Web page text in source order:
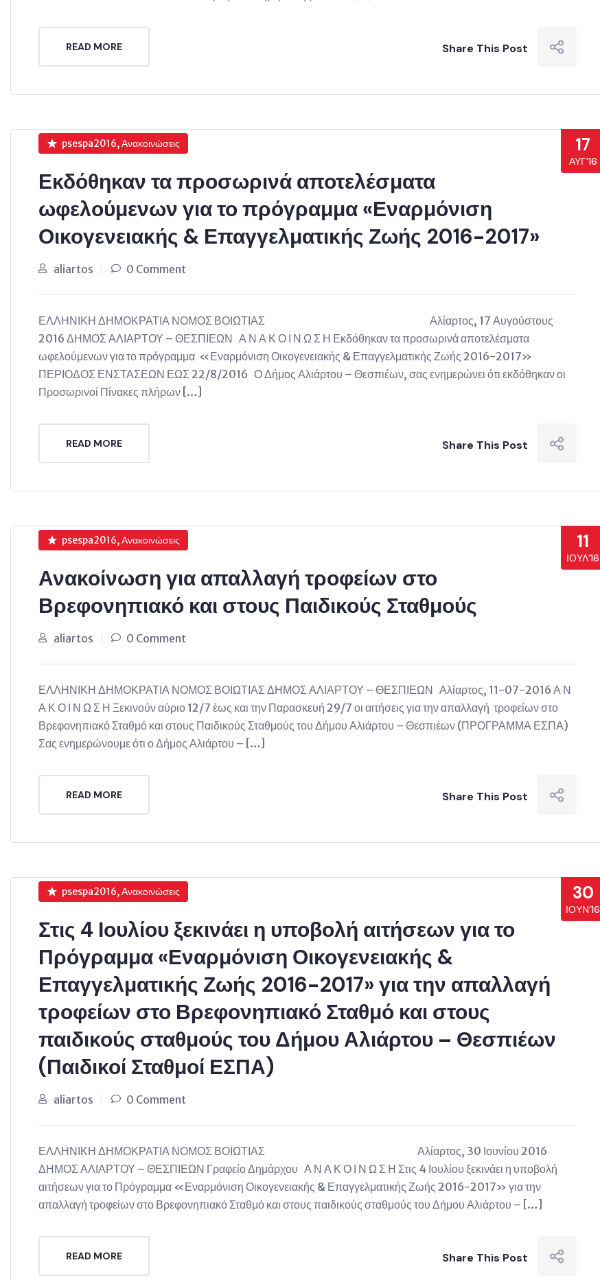
READ MORE Share This Post
17
ΑΥΓ’16
psespa2016, Ανακοινώσεις
Εκδόθηκαν τα προσωρινά αποτελέσματα
ωφελούμενων για το πρόγραμμα «Εναρμόνιση
Οικογενειακής & Επαγγελματικής Ζωής 2016-2017»
aliartos 0 Comment
ΕΛΛΗΝΙΚΗ ΔΗΜΟΚΡΑΤΙΑ ΝΟΜΟΣ ΒΟΙΩΤΙΑΣ Αλίαρτος, 17 Αυγούστους
2016 ΔΗΜΟΣ ΑΛΙΑΡΤΟΥ – ΘΕΣΠΙΕΩΝ Α Ν Α Κ Ο Ι Ν Ω Σ Η Εκδόθηκαν τα προσωρινά αποτελέσματα
ωφελούμενων για το πρόγραμμα «Εναρμόνιση Οικογενειακής & Επαγγελματικής Ζωής 2016-2017»
ΠΕΡΙΟΔΟΣ ΕΝΣΤΑΣΕΩΝ ΕΩΣ 22/8/2016 Ο Δήμος Αλιάρτου – Θεσπιέων, σας ενημερώνει ότι εκδόθηκαν οι
Προσωρινοί Πίνακες πλήρων […]
READ MORE Share This Post
11
ΙΟΎΛ’16
psespa2016, Ανακοινώσεις
Ανακοίνωση για απαλλαγή τροφείων στο
Βρεφονηπιακό και στους Παιδικούς Σταθμούς
aliartos 0 Comment
ΕΛΛΗΝΙΚΗ ΔΗΜΟΚΡΑΤΙΑ ΝΟΜΟΣ ΒΟΙΩΤΙΑΣ ΔΗΜΟΣ ΑΛΙΑΡΤΟΥ – ΘΕΣΠΙΕΩΝ Αλίαρτος, 11-07-2016 Α Ν
Α Κ Ο Ι Ν Ω Σ Η Ξεκινούν αύριο 12/7 έως και την Παρασκευή 29/7 οι αιτήσεις για την απαλλαγή τροφείων στο
Βρεφονηπιακό Σταθμό και στους Παιδικούς Σταθμούς του Δήμου Αλιάρτου – Θεσπιέων (ΠΡΟΓΡΑΜΜΑ ΕΣΠΑ)
Σας ενημερώνουμε ότι ο Δήμος Αλιάρτου – […]
READ MORE Share This Post
30
ΙΟΎΝ’16
psespa2016, Ανακοινώσεις
Στις 4 Ιουλίου ξεκινάει η υποβολή αιτήσεων για το
Πρόγραμμα «Εναρμόνιση Οικογενειακής &
Επαγγελματικής Ζωής 2016-2017» για την απαλλαγή
τροφείων στο Βρεφονηπιακό Σταθμό και στους
παιδικούς σταθμούς του Δήμου Αλιάρτου – Θεσπιέων
(Παιδικοί Σταθμοί ΕΣΠΑ)
aliartos 0 Comment
ΕΛΛΗΝΙΚΗ ΔΗΜΟΚΡΑΤΙΑ ΝΟΜΟΣ ΒΟΙΩΤΙΑΣ Αλίαρτος, 30 Ιουνίου 2016
ΔΗΜΟΣ ΑΛΙΑΡΤΟΥ – ΘΕΣΠΙΕΩΝ Γραφείο Δημάρχου Α Ν Α Κ Ο Ι Ν Ω Σ Η Στις 4 Ιουλίου ξεκινάει η υποβολή
αιτήσεων για το Πρόγραμμα «Εναρμόνιση Οικογενειακής & Επαγγελματικής Ζωής 2016-2017» για την
απαλλαγή τροφείων στο Βρεφονηπιακό Σταθμό και στους παιδικούς σταθμούς του Δήμου Αλιάρτου – […]
READ MORE Share This Post